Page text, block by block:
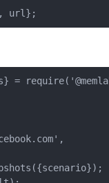
url};
=